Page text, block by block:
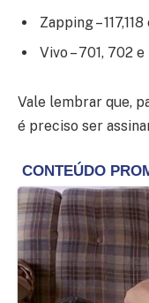
Zapping – 117,118
Vivo – 701, 702
Vale lembrar que,
é preciso ser